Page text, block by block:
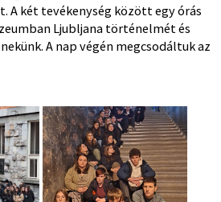
A két tevékenység között egy órás
Ljubljana történelmét és
A nap végén megcsodáltuk az